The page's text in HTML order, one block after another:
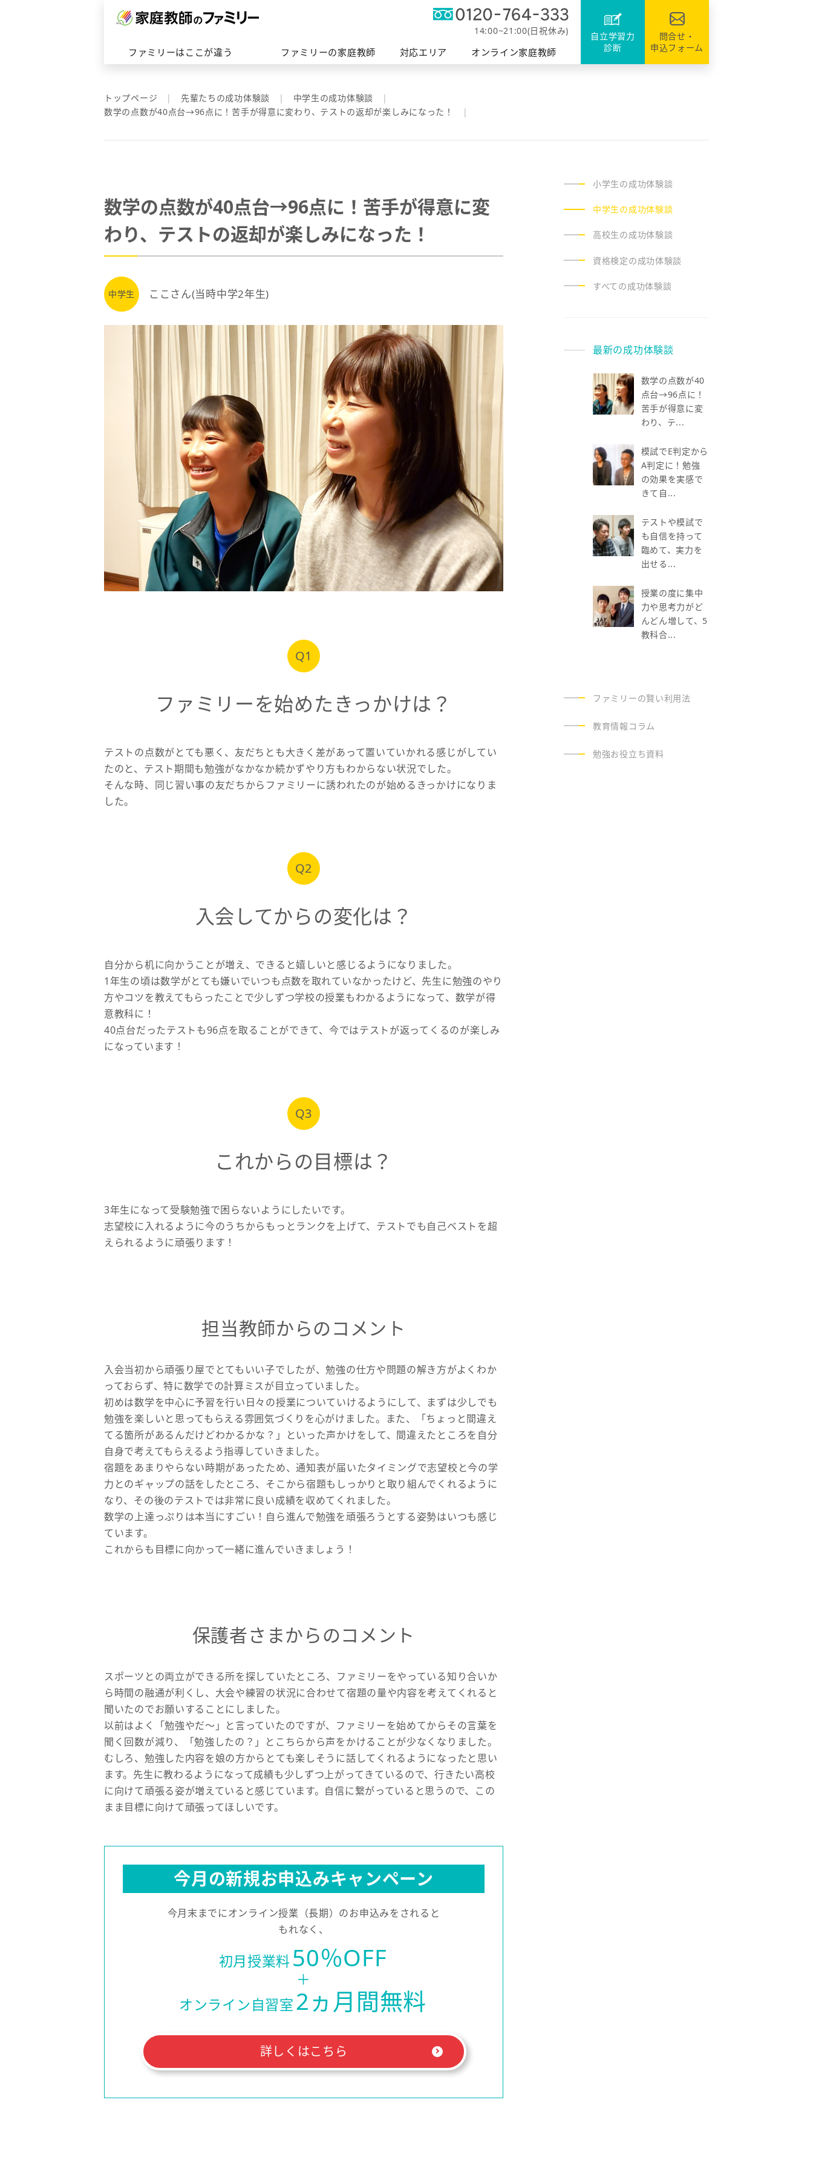
14:00~21:00(日祝休み)
ファミリーはここが違う ファミリーの家庭教師 対応エリア オンライン家庭教師
自立学習力
診断
問合せ・
申込フォーム
ファミリーの授業 ファミリーのシステム
軽度発達
障がい支援
資格・検定対策
対応エリアトップへ
富士エリア
トップページ 先輩たちの成功体験談
中学生の成功体験談
数学の点数が40点台→96点に！苦手が得意に変わり、テストの返却が楽しみになった！
数学の点数が40点台→96点に！苦手が得意に変
わり、テストの返却が楽しみになった！
中学生 ここさん(当時中学2年生)
Q1
ファミリーを始めたきっかけは？
テストの点数がとても悪く、友だちとも大きく差があって置いていかれる感じがしてい
たのと、テスト期間も勉強がなかなか続かずやり方もわからない状況でした。
そんな時、同じ習い事の友だちからファミリーに誘われたのが始めるきっかけになりま
した。
Q2
入会してからの変化は？
自分から机に向かうことが増え、できると嬉しいと感じるようになりました。
1年生の頃は数学がとても嫌いでいつも点数を取れていなかったけど、先生に勉強のやり
方やコツを教えてもらったことで少しずつ学校の授業もわかるようになって、数学が得
意教科に！
40点台だったテストも96点を取ることができて、今ではテストが返ってくるのが楽しみ
になっています！
Q3
これからの目標は？
3年生になって受験勉強で困らないようにしたいです。
志望校に入れるように今のうちからもっとランクを上げて、テストでも自己ベストを超
えられるように頑張ります！
担当教師からのコメント
入会当初から頑張り屋でとてもいい子でしたが、勉強の仕方や問題の解き方がよくわか
っておらず、特に数学での計算ミスが目立っていました。
初めは数学を中心に予習を行い日々の授業についていけるようにして、まずは少しでも
勉強を楽しいと思ってもらえる雰囲気づくりを心がけました。また、「ちょっと間違え
てる箇所があるんだけどわかるかな？」といった声かけをして、間違えたところを自分
自身で考えてもらえるよう指導していきました。
宿題をあまりやらない時期があったため、通知表が届いたタイミングで志望校と今の学
力とのギャップの話をしたところ、そこから宿題もしっかりと取り組んでくれるように
なり、その後のテストでは非常に良い成績を収めてくれました。
数学の上達っぷりは本当にすごい！自ら進んで勉強を頑張ろうとする姿勢はいつも感じ
ています。
これからも目標に向かって一緒に進んでいきましょう！
保護者さまからのコメント
スポーツとの両立ができる所を探していたところ、ファミリーをやっている知り合いか
ら時間の融通が利くし、大会や練習の状況に合わせて宿題の量や内容を考えてくれると
聞いたのでお願いすることにしました。
以前はよく「勉強やだ〜」と言っていたのですが、ファミリーを始めてからその言葉を
聞く回数が減り、「勉強したの？」とこちらから声をかけることが少なくなりました。
むしろ、勉強した内容を娘の方からとても楽しそうに話してくれるようになったと思い
ます。先生に教わるようになって成績も少しずつ上がってきているので、行きたい高校
に向けて頑張る姿が増えていると感じています。自信に繋がっていると思うので、この
まま目標に向けて頑張ってほしいです。
今月の新規お申込みキャンペーン
今月末までにオンライン授業（長期）のお申込みをされると
もれなく、
初月授業料50％OFF
＋
オンライン自習室2ヵ月間無料
詳しくはこちら
小学生の成功体験談
中学生の成功体験談
高校生の成功体験談
資格検定の成功体験談
すべての成功体験談
最新の成功体験談
数学の点数が40
点台→96点に！
苦手が得意に変
わり、テ...
模試でE判定から
A判定に！勉強
の効果を実感で
きて自...
テストや模試で
も自信を持って
臨めて、実力を
出せる...
授業の度に集中
力や思考力がど
んどん増して、5
教科合...
ファミリーの賢い利用法
教育情報コラム
勉強お役立ち資料